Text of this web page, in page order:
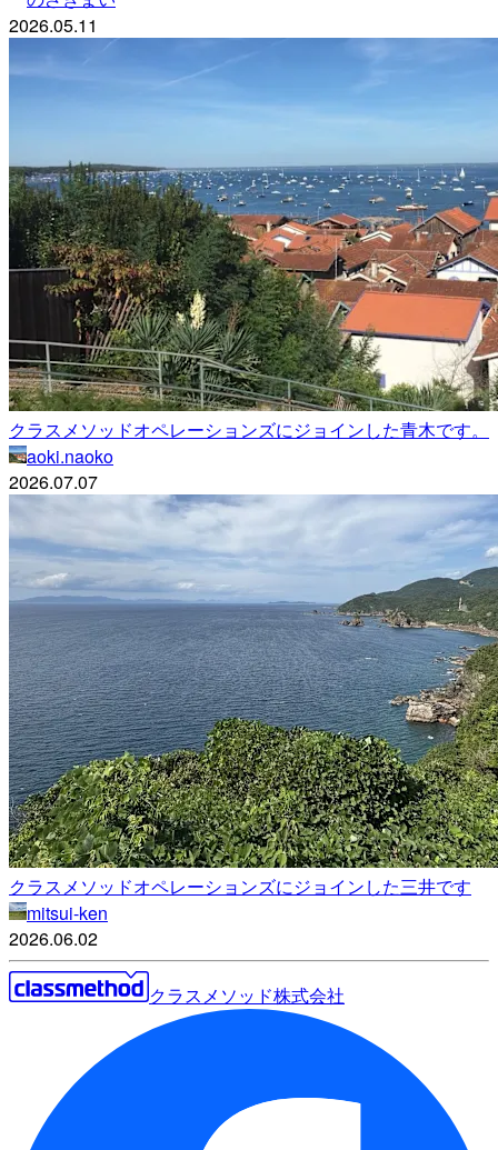
2026.05.11
クラスメソッドオペレーションズにジョインした青木です。
aoki.naoko
2026.07.07
クラスメソッドオペレーションズにジョインした三井です
mitsui-ken
2026.06.02
クラスメソッド株式会社